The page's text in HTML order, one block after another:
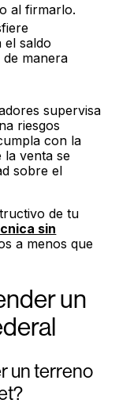
al firmarlo.
el saldo
manera
supervisa
riesgos
con la
la venta se
sobre el
de tu
sin
a menos que
un
un terreno